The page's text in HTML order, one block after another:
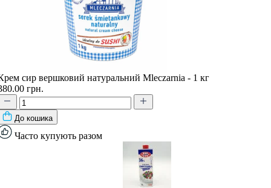
сир вершковий натуральний Mleczarnia - 1 кг
грн.
До кошика
Часто купують разом